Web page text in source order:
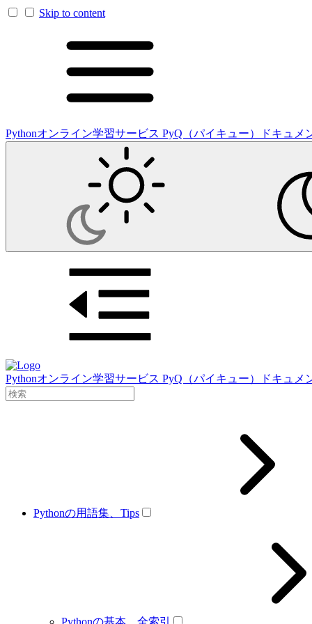
Skip to content
Pythonオンライン学習サービス PyQ（パイキュー）ドキュメ
Pythonオンライン学習サービス PyQ（パイキュー）ドキュメ
Pythonの用語集、Tips
Pythonの基本、全索引